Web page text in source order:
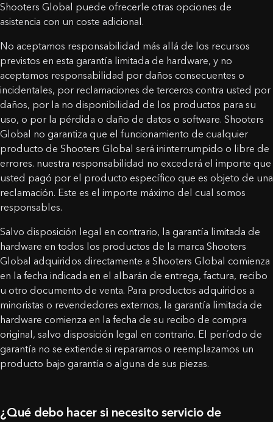
Shooters Global puede ofrecerle otras opciones de
asistencia con un coste adicional.
No aceptamos responsabilidad más allá de los recursos
previstos en esta garantía limitada de hardware, y no
aceptamos responsabilidad por daños consecuentes o
incidentales, por reclamaciones de terceros contra usted por
daños, por la no disponibilidad de los productos para su
uso, o por la pérdida o daño de datos o software. Shooters
Global no garantiza que el funcionamiento de cualquier
producto de Shooters Global será ininterrumpido o libre de
errores. nuestra responsabilidad no excederá el importe que
usted pagó por el producto específico que es objeto de una
reclamación. Este es el importe máximo del cual somos
responsables.
Salvo disposición legal en contrario, la garantía limitada de
hardware en todos los productos de la marca Shooters
Global adquiridos directamente a Shooters Global comienza
en la fecha indicada en el albarán de entrega, factura, recibo
u otro documento de venta. Para productos adquiridos a
minoristas o revendedores externos, la garantía limitada de
hardware comienza en la fecha de su recibo de compra
original, salvo disposición legal en contrario. El período de
garantía no se extiende si reparamos o reemplazamos un
producto bajo garantía o alguna de sus piezas.
¿Qué debo hacer si necesito servicio de
CONTÁCTANOS
Nombre